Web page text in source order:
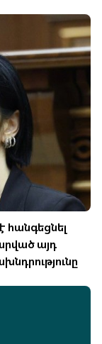
հանգեցնել
այդ